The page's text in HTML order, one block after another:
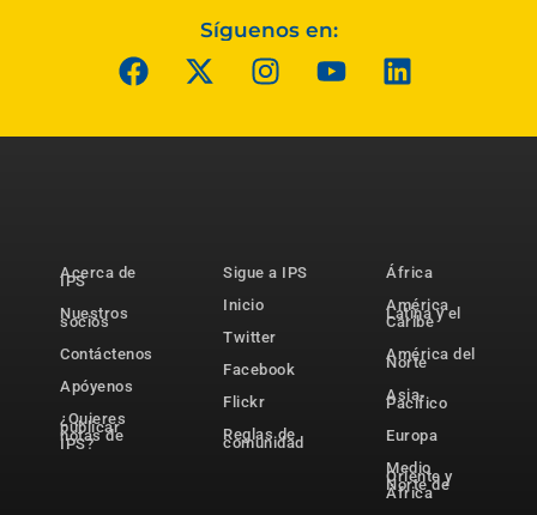
Síguenos en:
Acerca de
IPS
Nuestros
socios
Contáctenos
Apóyenos
¿Quieres
publicar
notas de
IPS?
Sigue a IPS
Inicio
Twitter
Facebook
Flickr
Reglas de
comunidad
África
América
Latina y el
Caribe
América del
Norte
Asia-
Pacífico
Europa
Medio
Oriente y
Norte de
África